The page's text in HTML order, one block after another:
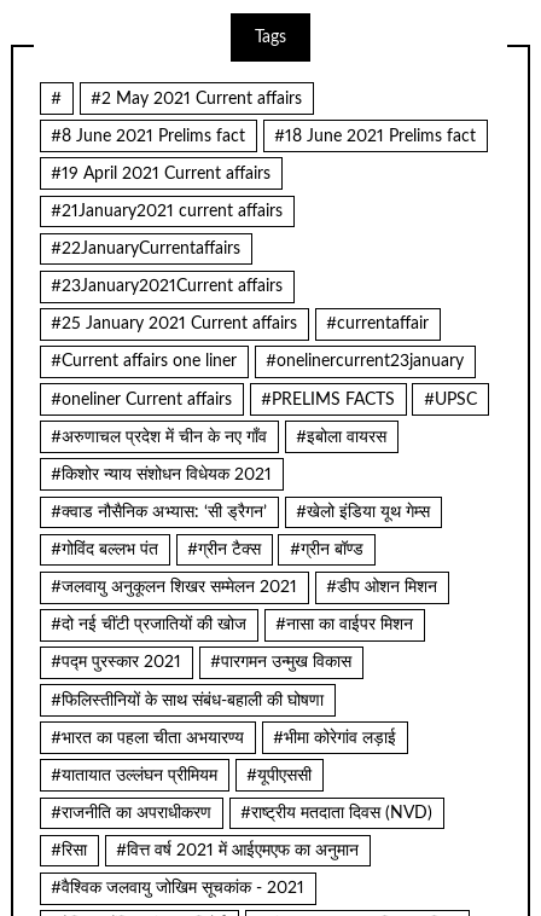
Tags
# #2 May 2021 Current affairs
#8 June 2021 Prelims fact #18 June 2021 Prelims fact
#19 April 2021 Current affairs
#21January2021 current affairs
#22JanuaryCurrentaffairs
#23January2021Current affairs
#25 January 2021 Current affairs #currentaffair
#Current affairs one liner #onelinercurrent23january
#oneliner Current affairs #PRELIMS FACTS #UPSC
#अरुणाचल प्रदेश में चीन के नए गाँव #इबोला वायरस
#किशोर न्याय संशोधन विधेयक 2021
#क्वाड नौसैनिक अभ्यास: ‘सी ड्रैगन’ #खेलो इंडिया यूथ गेम्स
#गोविंद बल्लभ पंत #ग्रीन टैक्स #ग्रीन बॉण्ड
#जलवायु अनुकूलन शिखर सम्मेलन 2021 #डीप ओशन मिशन
#दो नई चींटी प्रजातियों की खोज #नासा का वाईपर मिशन
#पद्म पुरस्कार 2021 #पारगमन उन्मुख विकास
#फिलिस्तीनियों के साथ संबंध-बहाली की घोषणा
#भारत का पहला चीता अभयारण्य #भीमा कोरेगांव लड़ाई
#यातायात उल्लंघन प्रीमियम #यूपीएससी
#राजनीति का अपराधीकरण #राष्ट्रीय मतदाता दिवस (NVD)
#रिसा #वित्त वर्ष 2021 में आईएमएफ का अनुमान
#वैश्विक जलवायु जोखिम सूचकांक - 2021